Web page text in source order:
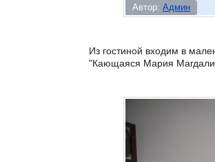
Автор: Админ
Из гостиной входим в
"Кающаяся Мария